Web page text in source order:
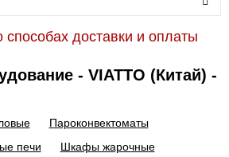
доставки и оплаты
- VIATTO (Китай) -
Пароконвектоматы
печи
Шкафы жарочные